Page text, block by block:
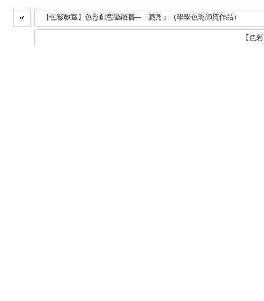
【色彩教室】色彩創意磁鐵牆—「菱角」（學學色彩師資作品）
【色